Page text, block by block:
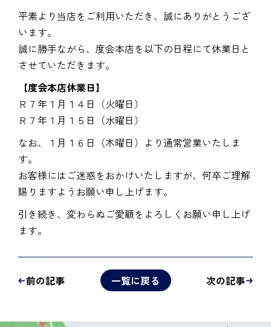
平素より当店をご利用いただき、誠にありがとうござ
います。
誠に勝手ながら、度会本店を以下の日程にて休業日と
させていただきます。
【度会本店休業日】
Ｒ７年１月１４日（火曜日）
Ｒ７年１月１５日（水曜日）
なお、１月１６日（木曜日）より通常営業いたしま
す。
お客様にはご迷惑をおかけいたしますが、何卒ご理解
賜りますようお願い申し上げます。
引き続き、変わらぬご愛顧をよろしくお願い申し上げ
ます。
前の記事 一覧に戻る 次の記事